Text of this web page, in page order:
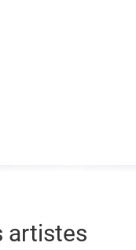
artistes